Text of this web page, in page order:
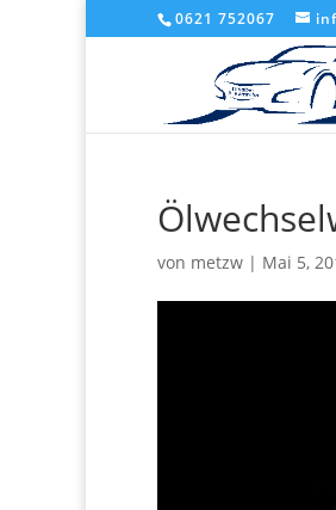
0621 752067
von metzw | Mai 5,